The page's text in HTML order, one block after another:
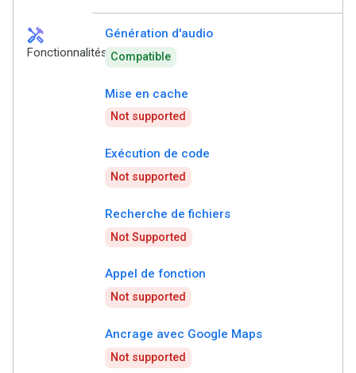
handyman
Fonctionnalités
Génération d'audio
Compatible
Mise en cache
Not supported
Exécution de code
Not supported
Recherche de fichiers
Not Supported
Appel de fonction
Not supported
Ancrage avec Google Maps
Not supported